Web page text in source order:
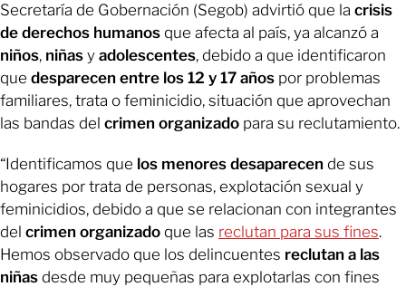
Secretaría de Gobernación (Segob) advirtió que la crisis
de derechos humanos que afecta al país, ya alcanzó a
niños, niñas y adolescentes, debido a que identificaron
que desparecen entre los 12 y 17 años por problemas
familiares, trata o feminicidio, situación que aprovechan
las bandas del crimen organizado para su reclutamiento.
“Identificamos que los menores desaparecen de sus
hogares por trata de personas, explotación sexual y
feminicidios, debido a que se relacionan con integrantes
del crimen organizado que las reclutan para sus fines.
Hemos observado que los delincuentes reclutan a las
niñas desde muy pequeñas para explotarlas con fines